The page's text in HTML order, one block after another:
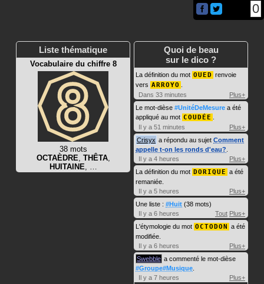
0
Liste thématique
Vocabulaire du chiffre 8
38 mots
OCTAÈDRE THÊTA,
HUITAINE
Quoi de beau
sur le dico ?
La définition du mot OUED renvoie
vers ARROYO
Dans 33 minutes
Plus+
Le mot-dièse #UnitéDeMesure a été
appliqué au mot COUDÉE
Il y a 51 minutes
Plus+
Crisyx a répondu au sujet Comment
appelle t-on les ronds d'eau?
Il y a 4 heures
Plus+
La définition du mot DORIQUE a été
remaniée.
Il y a 5 heures
Plus+
Une liste : #Huit (38 mots)
Il y a 6 heures
Tout Plus+
L'étymologie du mot OCTODON a été
modifiée.
Il y a 6 heures
Plus+
Swebble a commenté le mot-dièse
#Groupe#Musique
Il y a 7 heures
Plus+